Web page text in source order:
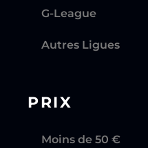
G-League
Autres Ligues
PRIX
Moins de 50 €